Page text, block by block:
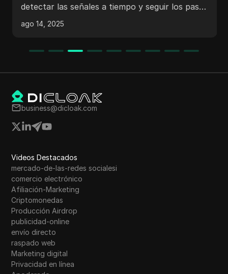
detectar las señales a tiempo y seguir los pasos
probados para apelar y restaurar el acceso
mientras evitas futuras restricciones.
ago 14, 2025
business@dicloak.com
Videos Destacados
mercado-de-las-redes socialesi
comercio electrónico
Afiliación-Marketing
Criptomonedas
Producción Airdrop
publicidad-online
envío directo
raspado web
Marketing digital
Privacidad en línea